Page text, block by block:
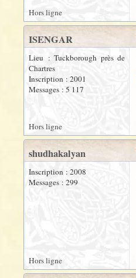
Hors ligne
ISENGAR
Lieu : Tuckborough près de
Chartres
Inscription : 2001
Messages : 5 117
Hors ligne
shudhakalyan
Inscription : 2008
Messages : 299
Hors ligne